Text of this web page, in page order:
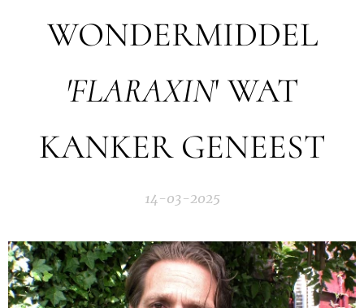
WONDERMIDDEL
'FLARAXIN' WAT
KANKER GENEEST
14-03-2025